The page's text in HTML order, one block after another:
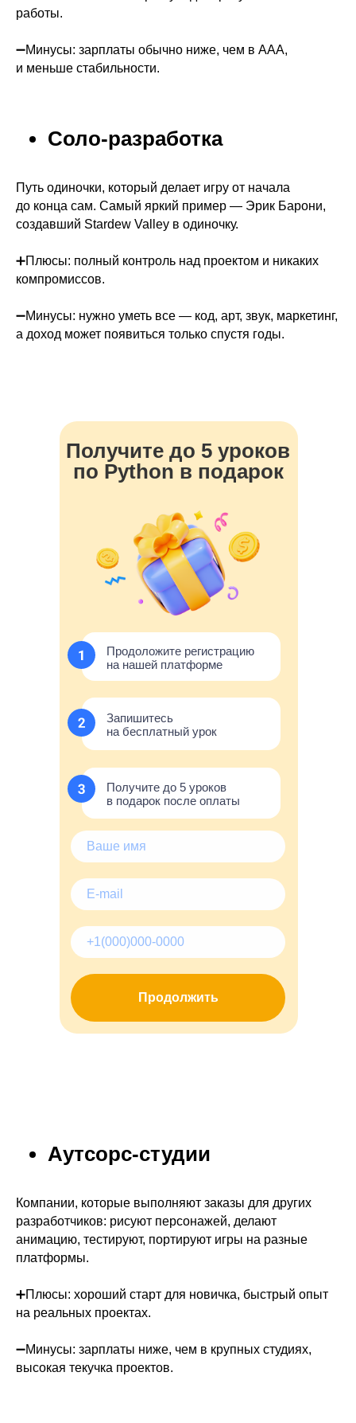
работы.
➖Минусы: зарплаты обычно ниже, чем в AAA,
и меньше стабильности.
Соло-разработка
Путь одиночки, который делает игру от начала
до конца сам. Самый яркий пример — Эрик Барони,
создавший Stardew Valley в одиночку.
➕Плюсы: полный контроль над проектом и никаких
компромиссов.
➖Минусы: нужно уметь все — код, арт, звук, маркетинг,
а доход может появиться только спустя годы.
Продоложите регистрацию
на нашей платформе
Запишитесь
на бесплатный урок
Получите до 5 уроков
в подарок после оплаты
Получите до 5 уроков
по Python в подарок
Продолжить
Аутсорс-студии
Компании, которые выполняют заказы для других
разработчиков: рисуют персонажей, делают
анимацию, тестируют, портируют игры на разные
платформы.
➕Плюсы: хороший старт для новичка, быстрый опыт
на реальных проектах.
➖Минусы: зарплаты ниже, чем в крупных студиях,
высокая текучка проектов.